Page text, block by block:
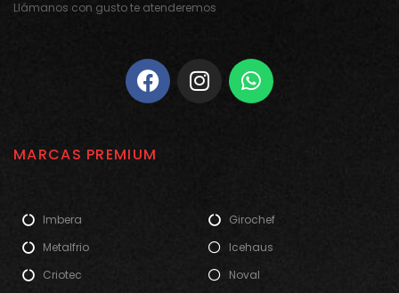
Llámanos con gusto te atenderemos
MARCAS PREMIUM
Imbera
Metalfrio
Criotec
Girochef
Icehaus
Noval